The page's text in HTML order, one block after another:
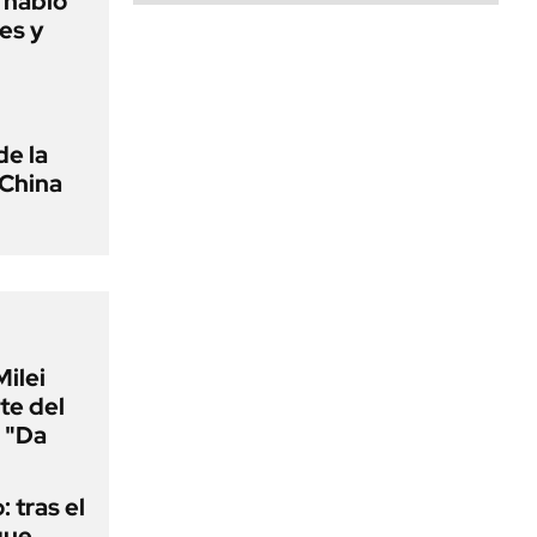
y
la
del
tras el